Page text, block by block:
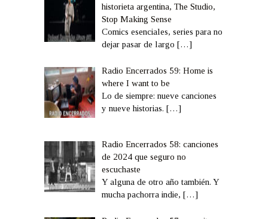
historieta argentina, The Studio,
Stop Making Sense
Comics esenciales, series para no
dejar pasar de largo[…]
Radio Encerrados 59: Home is
where I want to be
Lo de siempre: nueve canciones
y nueve historias.[…]
Radio Encerrados 58: canciones
de 2024 que seguro no
escuchaste
Y alguna de otro año también. Y
mucha pachorra indie,[…]